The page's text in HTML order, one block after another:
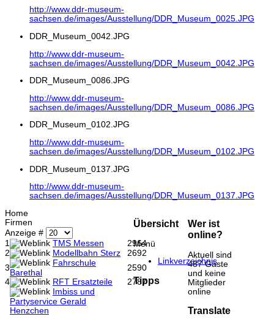
http://www.ddr-museum-
sachsen.de/images/Ausstellung/DDR_Museum_0025.JPG
DDR_Museum_0042.JPG
http://www.ddr-museum-
sachsen.de/images/Ausstellung/DDR_Museum_0042.JPG
DDR_Museum_0086.JPG
http://www.ddr-museum-
sachsen.de/images/Ausstellung/DDR_Museum_0086.JPG
DDR_Museum_0102.JPG
http://www.ddr-museum-
sachsen.de/images/Ausstellung/DDR_Museum_0102.JPG
DDR_Museum_0137.JPG
http://www.ddr-museum-
sachsen.de/images/Ausstellung/DDR_Museum_0137.JPG
Home
Firmen
Anzeige #
1
TMS Messen
2964
2
Modellbahn Sterz
2692
3
Fahrschule
Barethal
2590
4
RFT Ersatzteile 2787
Imbiss und
Partyservice Gerald
Henzchen
Übersicht
Menü
Linkverzeichnis
Tipps
Wer ist
online?
Aktuell sind
487 Gäste
und keine
Mitglieder
online
Translate